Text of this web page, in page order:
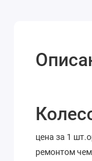
цена за 1
ремонтом